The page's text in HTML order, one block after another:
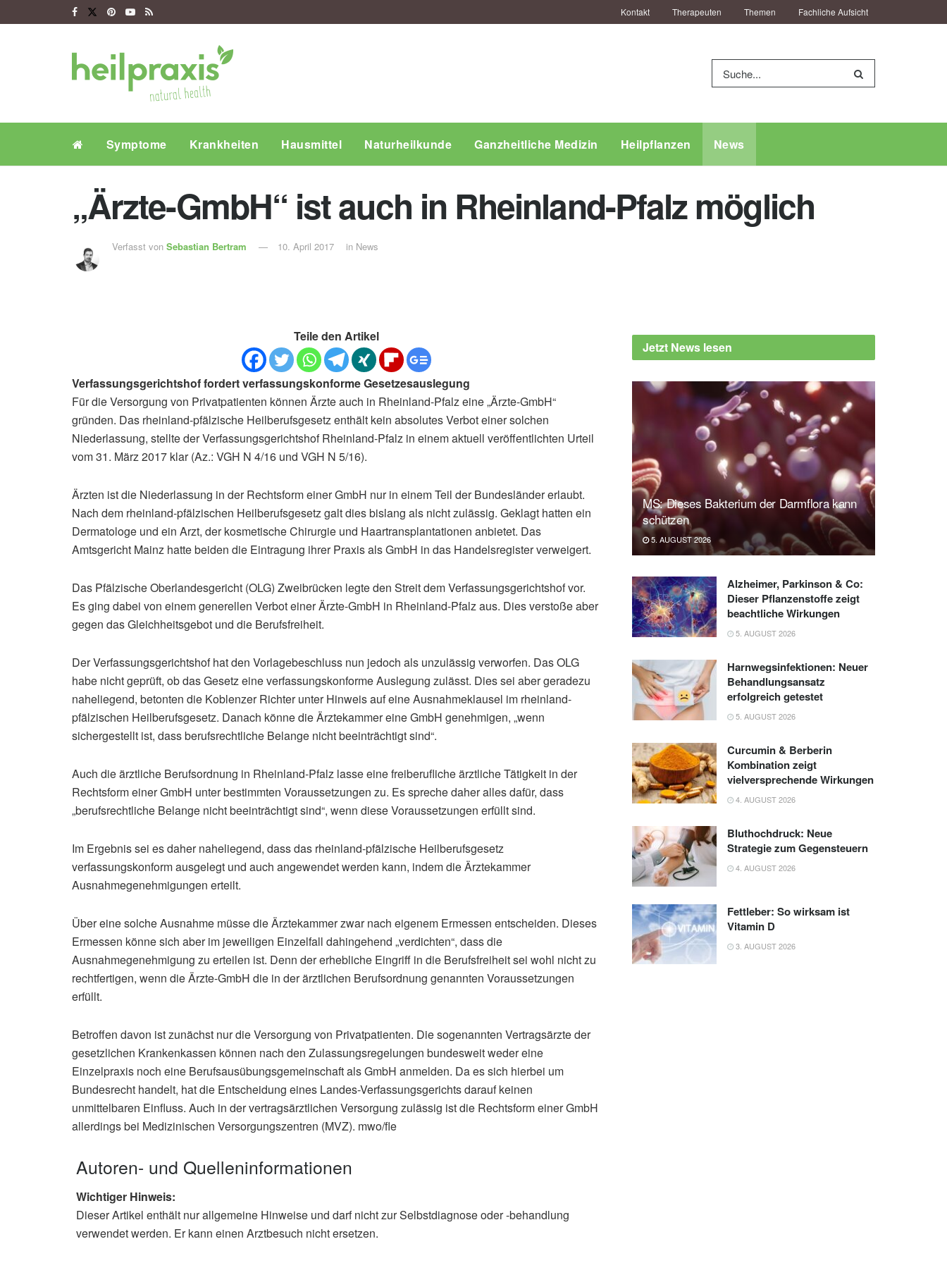
Kontakt Therapeuten Themen Fachliche Aufsicht
Symptome Krankheiten Hausmittel Naturheilkunde Ganzheitliche Medizin Heilpflanzen News
„Ärzte-GmbH“ ist auch in Rheinland-Pfalz möglich
Verfasst von Sebastian Bertram 10. April 2017 in News
Teile den Artikel
Verfassungsgerichtshof fordert verfassungskonforme Gesetzesauslegung
Für die Versorgung von Privatpatienten können Ärzte auch in Rheinland-Pfalz eine „Ärzte-GmbH“
gründen. Das rheinland-pfälzische Heilberufsgesetz enthält kein absolutes Verbot einer solchen
Niederlassung, stellte der Verfassungsgerichtshof Rheinland-Pfalz in einem aktuell veröffentlichten Urteil
vom 31. März 2017 klar (Az.: VGH N 4/16 und VGH N 5/16).
Ärzten ist die Niederlassung in der Rechtsform einer GmbH nur in einem Teil der Bundesländer erlaubt.
Nach dem rheinland-pfälzischen Heilberufsgesetz galt dies bislang als nicht zulässig. Geklagt hatten ein
Dermatologe und ein Arzt, der kosmetische Chirurgie und Haartransplantationen anbietet. Das
Amtsgericht Mainz hatte beiden die Eintragung ihrer Praxis als GmbH in das Handelsregister verweigert.
Das Pfälzische Oberlandesgericht (OLG) Zweibrücken legte den Streit dem Verfassungsgerichtshof vor.
Es ging dabei von einem generellen Verbot einer Ärzte-GmbH in Rheinland-Pfalz aus. Dies verstoße aber
gegen das Gleichheitsgebot und die Berufsfreiheit.
Der Verfassungsgerichtshof hat den Vorlagebeschluss nun jedoch als unzulässig verworfen. Das OLG
habe nicht geprüft, ob das Gesetz eine verfassungskonforme Auslegung zulässt. Dies sei aber geradezu
naheliegend, betonten die Koblenzer Richter unter Hinweis auf eine Ausnahmeklausel im rheinland-
pfälzischen Heilberufsgesetz. Danach könne die Ärztekammer eine GmbH genehmigen, „wenn
sichergestellt ist, dass berufsrechtliche Belange nicht beeinträchtigt sind“.
Auch die ärztliche Berufsordnung in Rheinland-Pfalz lasse eine freiberufliche ärztliche Tätigkeit in der
Rechtsform einer GmbH unter bestimmten Voraussetzungen zu. Es spreche daher alles dafür, dass
„berufsrechtliche Belange nicht beeinträchtigt sind“, wenn diese Voraussetzungen erfüllt sind.
Im Ergebnis sei es daher naheliegend, dass das rheinland-pfälzische Heilberufsgesetz
verfassungskonform ausgelegt und auch angewendet werden kann, indem die Ärztekammer
Ausnahmegenehmigungen erteilt.
Über eine solche Ausnahme müsse die Ärztekammer zwar nach eigenem Ermessen entscheiden. Dieses
Ermessen könne sich aber im jeweiligen Einzelfall dahingehend „verdichten“, dass die
Ausnahmegenehmigung zu erteilen ist. Denn der erhebliche Eingriff in die Berufsfreiheit sei wohl nicht zu
rechtfertigen, wenn die Ärzte-GmbH die in der ärztlichen Berufsordnung genannten Voraussetzungen
erfüllt.
Betroffen davon ist zunächst nur die Versorgung von Privatpatienten. Die sogenannten Vertragsärzte der
gesetzlichen Krankenkassen können nach den Zulassungsregelungen bundesweit weder eine
Einzelpraxis noch eine Berufsausübungsgemeinschaft als GmbH anmelden. Da es sich hierbei um
Bundesrecht handelt, hat die Entscheidung eines Landes-Verfassungsgerichts darauf keinen
unmittelbaren Einfluss. Auch in der vertragsärztlichen Versorgung zulässig ist die Rechtsform einer GmbH
allerdings bei Medizinischen Versorgungszentren (MVZ). mwo/fle
Autoren- und Quelleninformationen
Wichtiger Hinweis:
Dieser Artikel enthält nur allgemeine Hinweise und darf nicht zur Selbstdiagnose oder -behandlung
verwendet werden. Er kann einen Arztbesuch nicht ersetzen.
Jetzt News lesen
MS: Dieses Bakterium der Darmflora kann
schützen
5. AUGUST 2026
Alzheimer, Parkinson & Co:
Dieser Pflanzenstoffe zeigt
beachtliche Wirkungen
5. AUGUST 2026
Harnwegsinfektionen: Neuer
Behandlungsansatz
erfolgreich getestet
5. AUGUST 2026
Curcumin & Berberin
Kombination zeigt
vielversprechende Wirkungen
4. AUGUST 2026
Bluthochdruck: Neue
Strategie zum Gegensteuern
4. AUGUST 2026
Fettleber: So wirksam ist
Vitamin D
3. AUGUST 2026